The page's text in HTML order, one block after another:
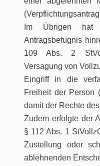
Im Übrigen hat
Antragsbefugnis
109 Abs. 2
Versagung von
Eingriff in die
Freiheit der Person
damit der Rechte
Zudem erfolgte der
§ 112 Abs. 1
Zustellung oder
ablehnenden